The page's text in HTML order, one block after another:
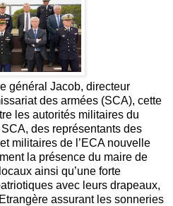
général Jacob, directeur
des armées (SCA), cette
les autorités militaires du
des représentants des
militaires de l’ECA nouvelle
la présence du maire de
ainsi qu’une forte
avec leurs drapeaux,
assurant les sonneries